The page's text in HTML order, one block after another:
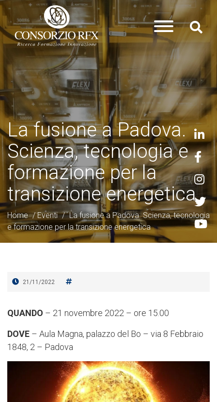
La fusione a Padova.
Scienza, tecnologia e
formazione per la
transizione energetica
Home /Eventi / La fusione a Padova. Scienza, tecnologia
e formazione per la transizione energetica
21/11/2022
QUANDO – 21 novembre 2022 – ore 15.00
DOVE – Aula Magna, palazzo del Bo – via 8 Febbraio
1848, 2 – Padova